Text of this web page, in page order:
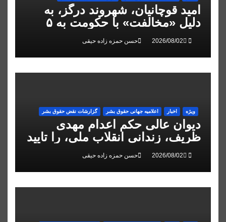
امید قوچانیان، شهروند درگز، به
دلیل «مخالفت» با حکومت به ۵
سال زندان محکوم شد
حسن حمزه زاده حیقی
ویژه اخبار اعلاميه جهانی حقوق بشر گزارشات نقض حقوق بشر
دیوان عالی حکم اعدام مهدی
ظریف، زندانی انقلاب ملی، را تایید
کرد
حسن حمزه زاده حیقی